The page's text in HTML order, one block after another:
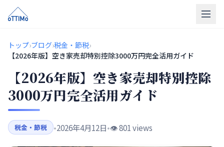
トップ
販売物件
買取
リフォーム
トップ›ブログ›税金・節税›
【2026年版】空き家売却特別控除3000万円完全活用ガイド
【2026年版】空き家売却特別控除
3000万円完全活用ガイド
税金・節税 •2026年4月12日•👁️ 801 views